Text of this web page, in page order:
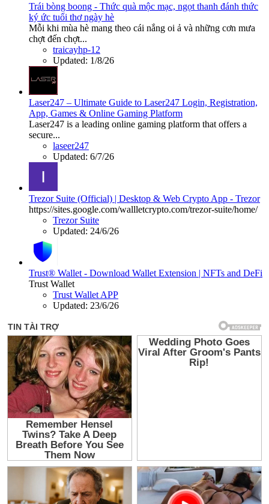
Trái bòng boong - Thức quà mộc mạc, ngọt thanh đánh thức
ký ức tuổi thơ ngày hè
Mỗi khi mùa hè mang theo cái nắng oi ả và những cơn mưa
chợt đến chợt...
traicayhp-12
Updated: 1/8/26
Laser247 – Ultimate Guide to Laser247 Login, Registration,
App, Games & Online Gaming Platform
Laser247 is a leading online gaming platform that offers a
secure...
laseer247
Updated: 6/7/26
Trezor Suite (Official) | Desktop & Web Crypto App - Trezor
https://sites.google.com/wallletcrypto.com/trezor-suite/home/
Trezor Suite
Updated: 24/6/26
Trust® Wallet - Download Wallet Extension | NFTs and DeFi
Trust Wallet
Trust Wallet APP
Updated: 23/6/26